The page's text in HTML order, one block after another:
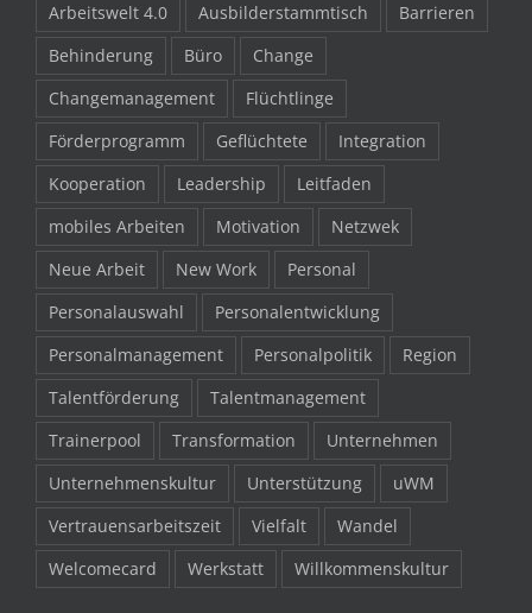
Arbeitswelt 4.0
Ausbilderstammtisch
Barrieren
Behinderung
Büro
Change
Changemanagement
Flüchtlinge
Förderprogramm
Geflüchtete
Integration
Kooperation
Leadership
Leitfaden
mobiles Arbeiten
Motivation
Netzwek
Neue Arbeit
New Work
Personal
Personalauswahl
Personalentwicklung
Personalmanagement
Personalpolitik
Region
Talentförderung
Talentmanagement
Trainerpool
Transformation
Unternehmen
Unternehmenskultur
Unterstützung
uWM
Vertrauensarbeitszeit
Vielfalt
Wandel
Welcomecard
Werkstatt
Willkommenskultur